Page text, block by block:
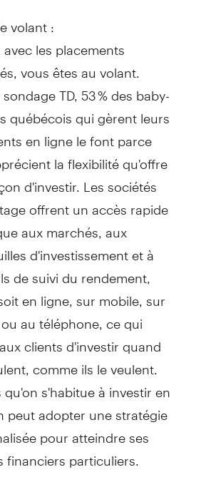
volant :
les placements
vous êtes au volant.
TD, 53 % des baby-
québécois qui gèrent leurs
en ligne le font parce
la flexibilité qu'offre
d'investir. Les sociétés
offrent un accès rapide
aux marchés, aux
d'investissement et à
de suivi du rendement,
en ligne, sur mobile, sur
au téléphone, ce qui
clients d'investir quand
comme ils le veulent.
s'habitue à investir en
peut adopter une stratégie
pour atteindre ses
particuliers.